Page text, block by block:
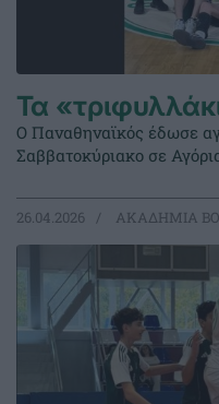
Τα
Ο Παναθηναϊκός έδωσε
Σαββατοκύριακο σε
26.04.2026 ΑΚΑΔΗΜΙΑ